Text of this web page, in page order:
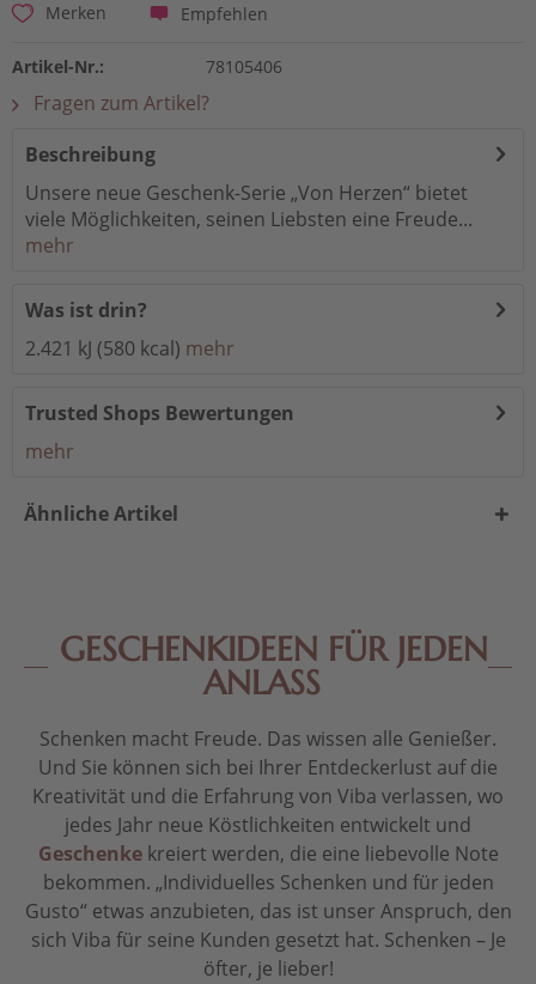
Merken Empfehlen
Artikel-Nr.: 78105406
Fragen zum Artikel?
Beschreibung
Unsere neue Geschenk-Serie „Von Herzen“ bietet
viele Möglichkeiten, seinen Liebsten eine Freude...
mehr
Was ist drin?
2.421 kJ (580 kcal) mehr
Trusted Shops Bewertungen
mehr
Ähnliche Artikel
GESCHENKIDEEN FÜR JEDEN
ANLASS
Schenken macht Freude. Das wissen alle Genießer.
Und Sie können sich bei Ihrer Entdeckerlust auf die
Kreativität und die Erfahrung von Viba verlassen, wo
jedes Jahr neue Köstlichkeiten entwickelt und
Geschenkekreiert werden, die eine liebevolle Note
bekommen. „Individuelles Schenken und für jeden
Gusto“ etwas anzubieten, das ist unser Anspruch, den
sich Viba für seine Kunden gesetzt hat. Schenken – Je
öfter, je lieber!